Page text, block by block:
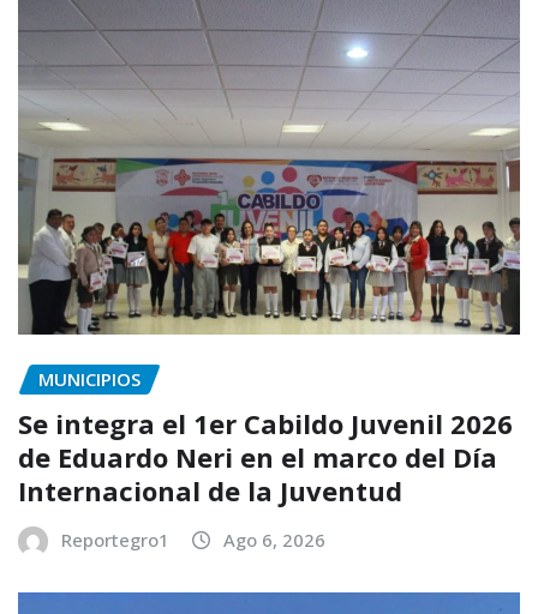
MUNICIPIOS
Se integra el 1er Cabildo Juvenil 2026
de Eduardo Neri en el marco del Día
Internacional de la Juventud
Reportegro1 Ago 6, 2026